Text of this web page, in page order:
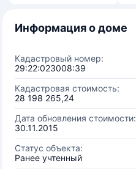
Информация о доме
Кадастровый номер:
29:22:023008:39
Кадастровая стоимость:
28 198 265,24
Дата обновления стоимости:
30.11.2015
Статус объекта:
Ранее учтенный